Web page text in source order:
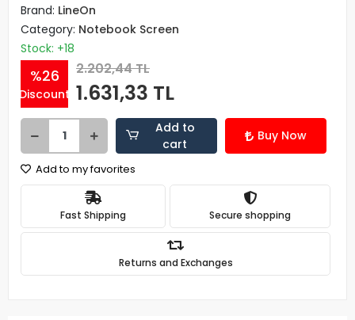
Brand: LineOn
Category: Notebook Screen
Stock: +18
%26
Discount
2.202,44 TL
1.631,33 TL
Add to
cart
Buy Now
Add to my favorites
Fast Shipping Secure shopping
Returns and Exchanges